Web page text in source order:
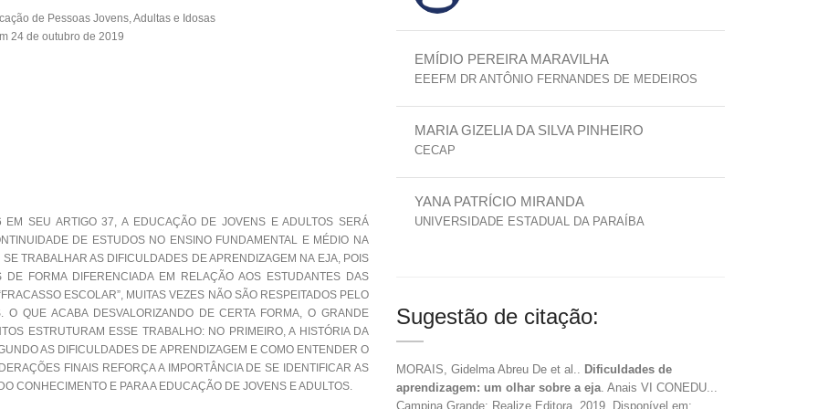
de Pessoas Jovens, Adultas e Idosas
24 de outubro de 2019
SEU ARTIGO 37, A EDUCAÇÃO DE JOVENS E ADULTOS SERÁ
DE ESTUDOS NO ENSINO FUNDAMENTAL E MÉDIO NA
TRABALHAR AS DIFICULDADES DE APRENDIZAGEM NA EJA, POIS
FORMA DIFERENCIADA EM RELAÇÃO AOS ESTUDANTES DAS
ESCOLAR”, MUITAS VEZES NÃO SÃO RESPEITADOS PELO
QUE ACABA DESVALORIZANDO DE CERTA FORMA, O GRANDE
ESTRUTURAM ESSE TRABALHO: NO PRIMEIRO, A HISTÓRIA DA
AS DIFICULDADES DE APRENDIZAGEM E COMO ENTENDER O
FINAIS REFORÇA A IMPORTÂNCIA DE SE IDENTIFICAR AS
CONHECIMENTO E PARA A EDUCAÇÃO DE JOVENS E ADULTOS.
EMÍDIO PEREIRA MARAVILHA
EEEFM DR ANTÔNIO FERNANDES DE MEDEIROS
MARIA GIZELIA DA SILVA PINHEIRO
CECAP
YANA PATRÍCIO MIRANDA
UNIVERSIDADE ESTADUAL DA PARAÍBA
Sugestão de citação:
MORAIS, Gidelma Abreu De et al.. Dificuldades de
aprendizagem: um olhar sobre a eja. Anais VI CONEDU...
Campina Grande: Realize Editora, 2019. Disponível em: